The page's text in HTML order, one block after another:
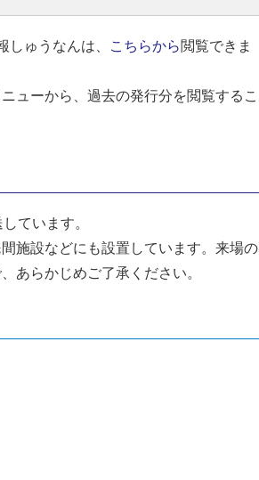
しゅうなんは、 こちらから閲覧できま
ューから、過去の発行分を閲覧するこ
ています。
施設などにも設置しています。来場の
あらかじめご了承ください。